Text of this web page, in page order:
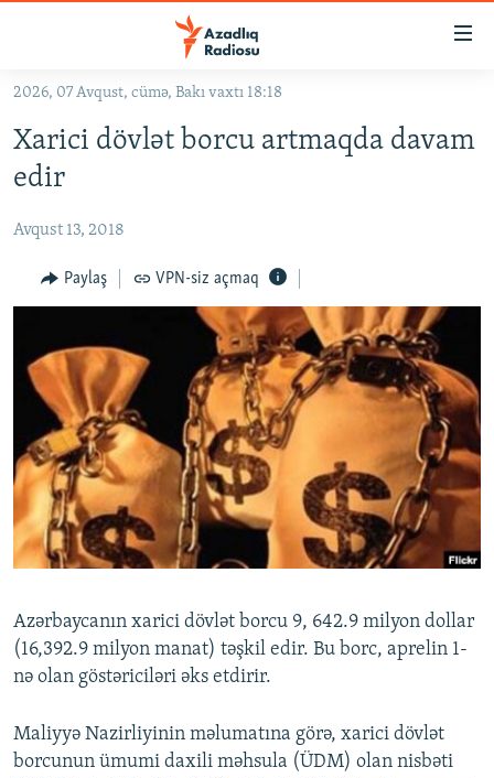
Əsas
qayıt
Əsas
qayıt
#ƏSLINDƏ
FƏRQƏ BAX
ARAŞDIRMA
MULTIMEDIA
VIDEO
FOTOQALEREYA
İNFOQRAFIKA
KARIKATURA
RADIO ARXIV
OXU ZALI
AZƏRBAYCAN ƏDƏBIYYATI KITABXANASI
İSLAM VƏ DEMOKRATIYA
HAQQIMIZDA
MISSIYAMIZ
PEŞƏ ETIKASI VƏ JURNALISTIKA STANDARTLARIMIZ
AZADLIQRADIOSU MOBIL TELEFONUNUZDA
BIZIMLƏ ƏLAQƏ
BIZI IZLƏ
RFE/RL-in bütün saytları
2026, 07 Avqust, cümə, Bakı vaxtı 18:18
Xarici dövlət borcu artmaqda davam
edir
Avqust 13, 2018
Paylaş VPN-siz açmaq
Azərbaycanın xarici dövlət borcu 9, 642.9 milyon dollar
(16,392.9 milyon manat) təşkil edir. Bu borc, aprelin 1-
nə olan göstəriciləri əks etdirir.
Maliyyə Nazirliyinin məlumatına görə, xarici dövlət
borcunun ümumi daxili məhsula (ÜDM) olan nisbəti